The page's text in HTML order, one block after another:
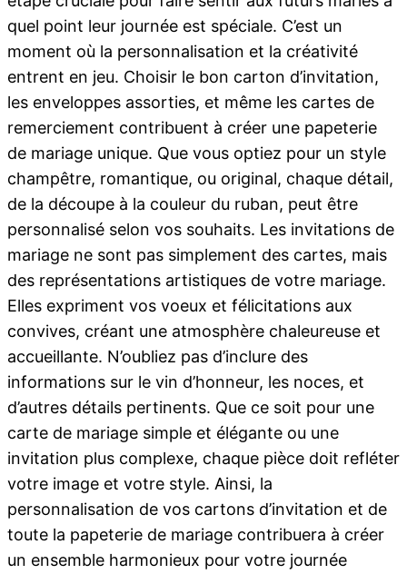
quel point leur journée est spéciale. C’est un
moment où la personnalisation et la créativité
entrent en jeu. Choisir le bon carton d’invitation,
les enveloppes assorties, et même les cartes de
remerciement contribuent à créer une papeterie
de mariage unique. Que vous optiez pour un style
champêtre, romantique, ou original, chaque détail,
de la découpe à la couleur du ruban, peut être
personnalisé selon vos souhaits. Les invitations de
mariage ne sont pas simplement des cartes, mais
des représentations artistiques de votre mariage.
Elles expriment vos voeux et félicitations aux
convives, créant une atmosphère chaleureuse et
accueillante. N’oubliez pas d’inclure des
informations sur le vin d’honneur, les noces, et
d’autres détails pertinents. Que ce soit pour une
carte de mariage simple et élégante ou une
invitation plus complexe, chaque pièce doit refléter
votre image et votre style. Ainsi, la
personnalisation de vos cartons d’invitation et de
toute la papeterie de mariage contribuera à créer
un ensemble harmonieux pour votre journée